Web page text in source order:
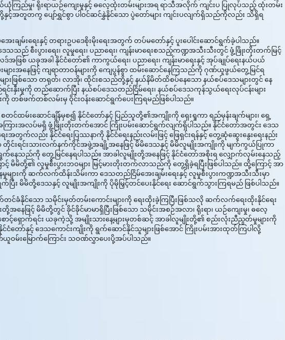
မှု၊ ရိုးရာယဉ်ကျေးမှုနှင့် ဓလေ့ထုံးတမ်းများအရ ရာသီအလိုက် ကျင်းပ ပြုလုပ်သည့် ထုံးတမ်း
နှင့်အတူတကွ ပျော်ရွှင်စွာ ပါဝင်ဆင်နွှဲနိုင်သော ပွဲတော်များ ကျင်းပလျက်ရှိသည်ကိုလည်း သိရှိရ
မ်းရေးနှင့် တရားဥပဒေစိုးမိုးရေးအတွက် တပ်မတော်နှင့် ပူးပေါင်းဆောင်ရွက်ခဲ့ပါသည်။
သသည် စီးပွားရေး၊ လူမှုရေး၊ ပညာရေး၊ ကျန်းမာရေးစသည့်ကဏ္ဍအသီးသီးတွင် ဖွံ့ဖြိုးတိုးတက်မြင့်
စ် ယခုအခါ နိုင်ငံတော်၏ ကာကွယ်ရေး၊ ပညာရေး၊ ကျန်းမာရေးနှင့် အုပ်ချုပ်ရေးနယ်ပယ်
ျားအနေဖြင့် ကျရာတာဝန်များကို ကျေပွန်စွာ ထမ်းဆောင်နေကြသည်ကို ဂုဏ်ယူဖွယ်တွေ့မြင်ရ
ငံများဖြစ်သော တရုတ်၊ လာအို၊ ထိုင်းစသည်တို့နှင့် နယ်နိမိတ်ထိစပ်နေသော နယ်စပ်ဒေသများတွင် နေ
င်းနှီးမှုကို တည်ဆောက်ပြီး နယ်စပ်ဒေသတည်ငြိမ်ရေး၊ နယ်စပ်ဒေသကုန်သွယ်ရေးလုပ်ငန်းများ
တစ်ဖက်တစ်လမ်းမှ ဝိုင်းဝန်းဆောင်ရွက်ပေးကြရမည်ဖြစ်ပါသည်။
တင်ထမ်းဆောင်ချိန်မှစ၍ နိုင်ငံတော်နှင့် ပြည်သူတို့၏အကျိုးကို ရှေးရှုကာ ရည်မှန်းချက်များ၊ ရှေ့
း အကြားအလပ်မရှိ ဖွံ့ဖြိုးတိုးတက်အောင် ကြိုးပမ်းဆောင်ရွက်လျက်ရှိပါသည်။ နိုင်ငံတော်အတွင်း ဒေသ
းအတွက်လည်း နိုင်ငံရေးပြဿနာကို နိုင်ငံရေးနည်းလမ်းဖြင့် ဖြေရှင်းရန်နှင့် တွေ့ဆုံဆွေးနွေးရေးနည်း
သော် တိုင်းရင်းသားလက်နက်ကိုင်အဖွဲ့အချို့အနေဖြင့် မိမိဒေသနှင့် မိမိလူမျိုးအကျိုးကို မျက်ကွယ်ပြုကာ
ည်ကို တွေ့မြင်နေရပါသည်။ အာခါလူမျိုးတို့အနေဖြင့် နိုင်ငံတော်အစိုးရ လျှောက်လှမ်းနေသည့်
င့် မိမိတို့၏ လူမှုစီးပွားဘဝများ မြင့်မားတိုးတက်လာသည်ကို တွေ့ရှိခဲ့ရပြီးဖြစ်ပါသည်။ ထို့ကြောင့် အာ
ေမှုများကို ဆက်လက်ထိန်းသိမ်းကာ ဒေသတည်ငြိမ်အေးချမ်းရေးနှင့် လူမှုစီးပွားကဏ္ဍအသီးသီးမှာ
မိမိတို့ဒေသနှင့် လူမျိုးအကျိုးကို ပိုမိုမြှင့်တင်ပေးနိုင်ရေး ဆောင်ရွက်သွားကြရမည် ဖြစ်ပါသည်။
ခံနိုင်သော သမိုင်းမှတ်တမ်းကောင်းများကို ရေးထိုးခဲ့ကြပြီးဖြစ်သလို ဆက်လက်ရေးထိုးနိုင်ရေး
ေဖြင့် မိမိတို့တွင် ခိုင်ခိုင်မာမာရှိပြီးဖြစ်သော သမိုင်းအစဉ်အလာ၊ ရိုးရာ၊ ယဉ်ကျေးမှု၊ ဓလေ့
င့်ရှောက်ရင်း ယခုကဲ့သို့ အမျိုးသားနေ့များမှတစ်ဆင့် အာခါလူမျိုးတို့၏ စည်းလုံးညီညွတ်မှုများကို
တော်နှင့် ဒေသကောင်းကျိုးကို ရွက်ဆောင်နိုင်သူများဖြစ်အောင် ကြိုးပမ်းအားထုတ်ကြပါလို့
ဝမ်းမြောက်ကြောင်း သဝဏ်လွှာပေးပို့အပ်ပါသည်။